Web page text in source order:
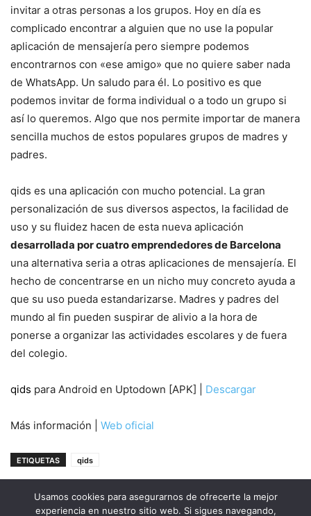
invitar a otras personas a los grupos. Hoy en día es
complicado encontrar a alguien que no use la popular
aplicación de mensajería pero siempre podemos
encontrarnos con «ese amigo» que no quiere saber nada
de WhatsApp. Un saludo para él. Lo positivo es que
podemos invitar de forma individual o a todo un grupo si
así lo queremos. Algo que nos permite importar de manera
sencilla muchos de estos populares grupos de madres y
padres.
qids es una aplicación con mucho potencial. La gran
personalización de sus diversos aspectos, la facilidad de
uso y su fluidez hacen de esta nueva aplicación
desarrollada por cuatro emprendedores de Barcelona
una alternativa seria a otras aplicaciones de mensajería. El
hecho de concentrarse en un nicho muy concreto ayuda a
que su uso pueda estandarizarse. Madres y padres del
mundo al fin pueden suspirar de alivio a la hora de
ponerse a organizar las actividades escolares y de fuera
del colegio.
qids para Android en Uptodown [APK] | Descargar
Más información | Web oficial
ETIQUETAS qids
Usamos cookies para asegurarnos de ofrecerte la mejor
experiencia en nuestro sitio web. Si sigues navegando,